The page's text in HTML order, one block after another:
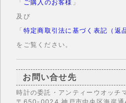
「 ご購入のお客様 」
及び
「特定商取引法に基づく表記（返
をご覧ください。
お問い合せ先
時計の委託・アンティーウオッチ